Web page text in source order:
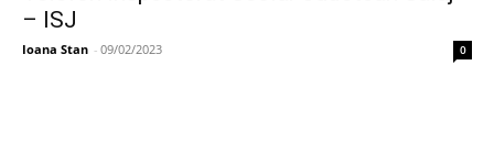
– ISJ
Ioana Stan - 09/02/2023 0